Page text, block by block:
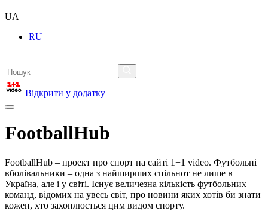
UA
RU
Відкрити у додатку
FootballHub
FootballHub – проект про спорт на сайті 1+1 video. Футбольні
вболівальники – одна з найширших спільнот не лише в
Україна, але і у світі. Існує величезна кількість футбольних
команд, відомих на увесь світ, про новини яких хотів би знати
кожен, хто захоплюється цим видом спорту.